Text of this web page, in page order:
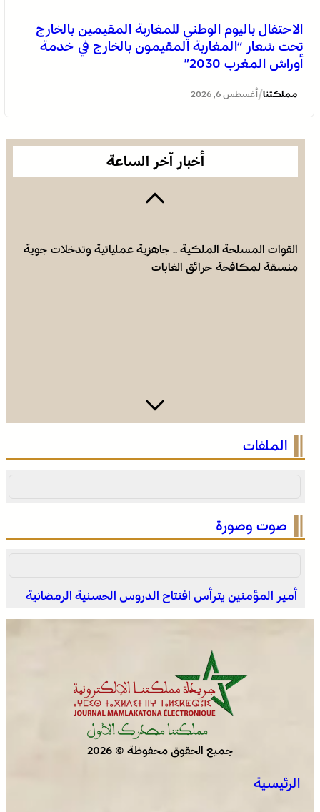
الاحتفال باليوم الوطني للمغاربة المقيمين بالخارج
تحت شعار “المغاربة المقيمون بالخارج في خدمة
أوراش المغرب 2030”
مملكتنا/ أغسطس 6, 2026
أخبار آخر الساعة
العرائش .. تخليد الذكرى الـ 448 لمعركة وادي المخازن
القوات المسلحة الملكية .. جاهزية عملياتية وتدخلات جوية
منسقة لمكافحة حرائق الغابات
الاحتفال باليوم الوطني للمغاربة المقيمين بالخارج تحت شعار
“المغاربة المقيمون بالخارج في خدمة أوراش المغرب 2030”
الاحتفال باليوم الوطني للمغاربة المقيمين بالخارج تحت شعار
الملفات
صوت وصورة
أمير المؤمنين يترأس افتتاح الدروس الحسنية الرمضانية
جميع الحقوق محفوظة © 2026
الرئيسية